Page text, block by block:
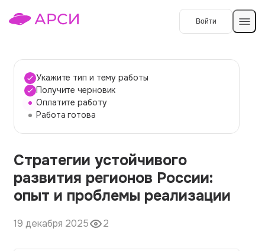
Войти
Темы работ
О сервисе
О компании
Наши гарантии
Вопросы и ответы
Контакты
Укажите тип и тему работы
Получите черновик
Оплатите работу
Работа готова
Стратегии устойчивого
развития регионов России:
опыт и проблемы реализации
19 декабря 2025 2